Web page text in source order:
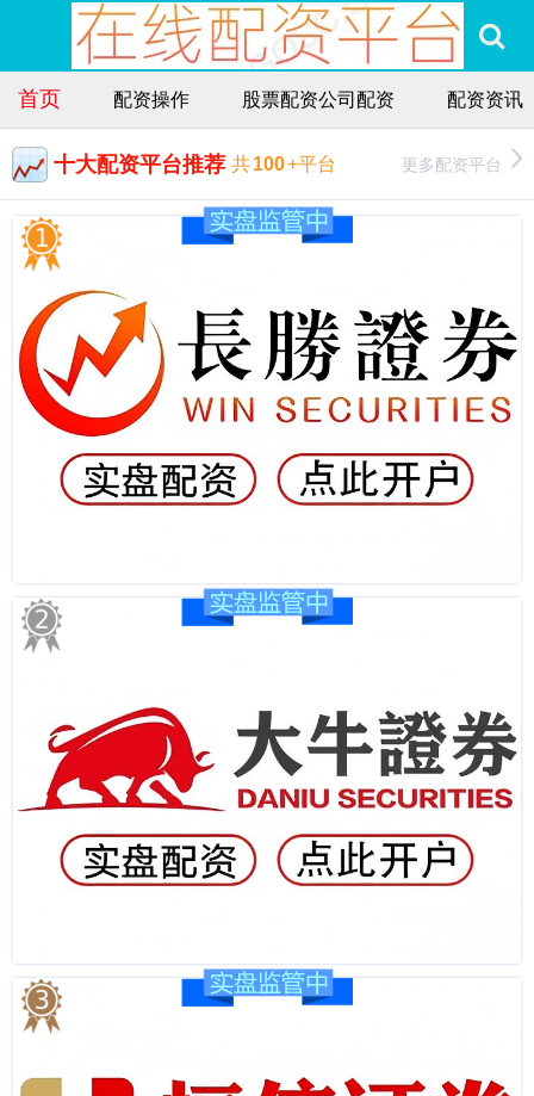
首页 配资操作 股票配资公司配资 配资资讯
十大配资平台推荐 共100+平台 更多配资平台